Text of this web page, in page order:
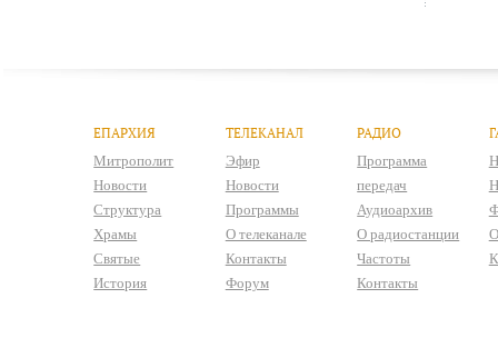
ЕПАРХИЯ
Митрополит
Новости
Структура
Храмы
Святые
История
ТЕЛЕКАНАЛ
Эфир
Новости
Программы
О телеканале
Контакты
Форум
РАДИО
Программа
передач
Аудиоархив
О радиостанции
Частоты
Контакты